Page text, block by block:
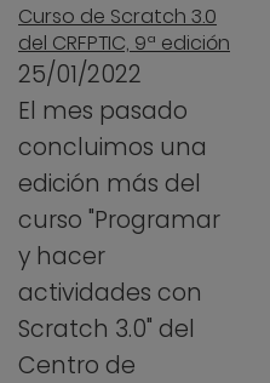
Curso de Scratch 3.0
del CRFPTIC, 9ª edición
25/01/2022
El mes pasado
concluimos una
edición más del
curso "Programar
y hacer
actividades con
Scratch 3.0" del
Centro de